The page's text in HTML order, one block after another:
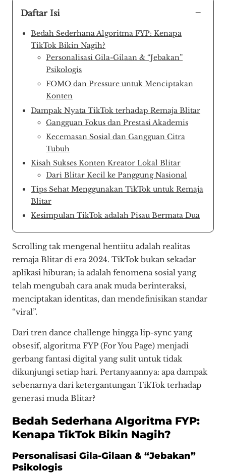
Daftar Isi −
Bedah Sederhana Algoritma FYP: Kenapa
TikTok Bikin Nagih?
Personalisasi Gila-Gilaan & “Jebakan”
Psikologis
FOMO dan Pressure untuk Menciptakan
Konten
Dampak Nyata TikTok terhadap Remaja Blitar
Gangguan Fokus dan Prestasi Akademis
Kecemasan Sosial dan Gangguan Citra
Tubuh
Kisah Sukses Konten Kreator Lokal Blitar
Dari Blitar Kecil ke Panggung Nasional
Tips Sehat Menggunakan TikTok untuk Remaja
Blitar
Kesimpulan TikTok adalah Pisau Bermata Dua
Scrolling tak mengenal hentiitu adalah realitas
remaja Blitar di era 2024. TikTok bukan sekadar
aplikasi hiburan; ia adalah fenomena sosial yang
telah mengubah cara anak muda berinteraksi,
menciptakan identitas, dan mendefinisikan standar
“viral”.
Dari tren dance challenge hingga lip-sync yang
obsesif, algoritma FYP (For You Page) menjadi
gerbang fantasi digital yang sulit untuk tidak
dikunjungi setiap hari. Pertanyaannya: apa dampak
sebenarnya dari ketergantungan TikTok terhadap
generasi muda Blitar?
Bedah Sederhana Algoritma FYP:
Kenapa TikTok Bikin Nagih?
Personalisasi Gila-Gilaan & “Jebakan”
Psikologis